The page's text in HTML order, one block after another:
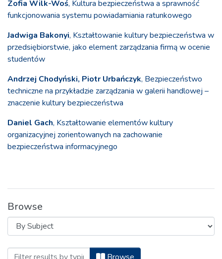
Zofia Wilk-Woś, Kultura bezpieczeństwa a sprawność
funkcjonowania systemu powiadamiania ratunkowego
Jadwiga Bakonyi, Kształtowanie kultury bezpieczeństwa w
przedsiębiorstwie, jako element zarządzania firmą w ocenie
studentów
Andrzej Chodyński, Piotr Urbańczyk, Bezpieczeństwo
techniczne na przykładzie zarządzania w galerii handlowej –
znaczenie kultury bezpieczeństwa
Daniel Gach, Kształtowanie elementów kultury
organizacyjnej zorientowanych na zachowanie
bezpieczeństwa informacyjnego
Browse
Browsing Bezpieczeństwo. Teoria i